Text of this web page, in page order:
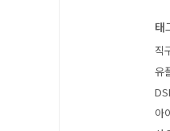
태
직
유
아